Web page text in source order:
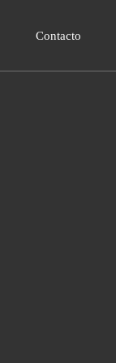
Contacto